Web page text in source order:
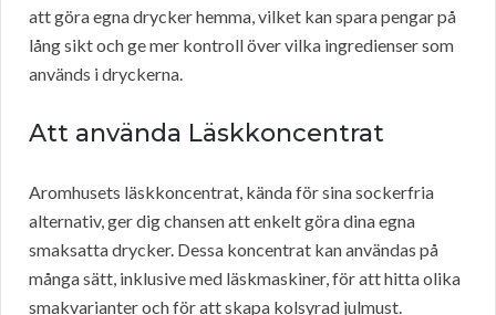
att göra egna drycker hemma, vilket kan spara pengar på
lång sikt och ge mer kontroll över vilka ingredienser som
används i dryckerna.
Att använda Läskkoncentrat
Aromhusets läskkoncentrat, kända för sina sockerfria
alternativ, ger dig chansen att enkelt göra dina egna
smaksatta drycker. Dessa koncentrat kan användas på
många sätt, inklusive med läskmaskiner, för att hitta olika
smakvarianter och för att skapa kolsyrad julmust.